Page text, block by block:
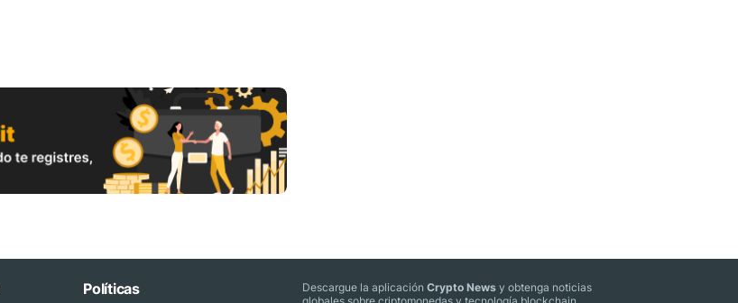
Políticas Descargue la aplicaciónCrypto News y obtenga noticias